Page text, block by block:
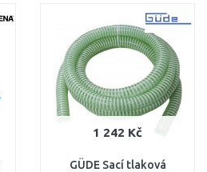
Porovnat
1 242 Kč
GÜDE Sací tlaková